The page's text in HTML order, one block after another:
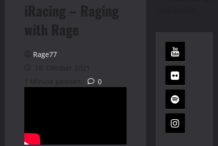
iRacing – Raging
with Rage
Rage77
18. Oktober 2021
1 Minute gelesen
0